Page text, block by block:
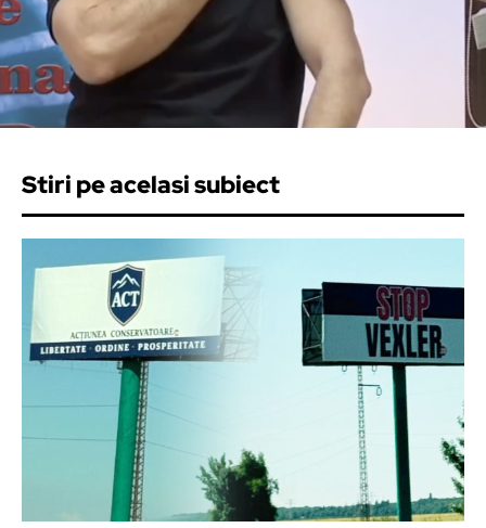
Stiri pe acelasi subiect